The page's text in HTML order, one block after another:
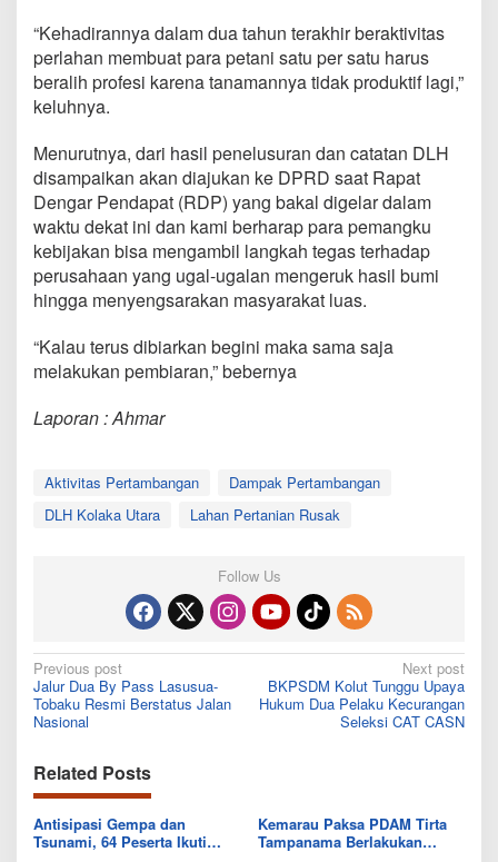
“Kehadirannya dalam dua tahun terakhir beraktivitas
perlahan membuat para petani satu per satu harus
beralih profesi karena tanamannya tidak produktif lagi,”
keluhnya.
Menurutnya, dari hasil penelusuran dan catatan DLH
disampaikan akan diajukan ke DPRD saat Rapat
Dengar Pendapat (RDP) yang bakal digelar dalam
waktu dekat ini dan kami berharap para pemangku
kebijakan bisa mengambil langkah tegas terhadap
perusahaan yang ugal-ugalan mengeruk hasil bumi
hingga menyengsarakan masyarakat luas.
“Kalau terus dibiarkan begini maka sama saja
melakukan pembiaran,” bebernya
Laporan : Ahmar
Aktivitas Pertambangan
Dampak Pertambangan
DLH Kolaka Utara
Lahan Pertanian Rusak
Follow Us
Post
navigation
Previous post
Jalur Dua By Pass Lasusua-
Tobaku Resmi Berstatus Jalan
Nasional
Next post
BKPSDM Kolut Tunggu Upaya
Hukum Dua Pelaku Kecurangan
Seleksi CAT CASN
Related Posts
Antisipasi Gempa dan
Tsunami, 64 Peserta Ikuti
Kemarau Paksa PDAM Tirta
Tampanama Berlakukan